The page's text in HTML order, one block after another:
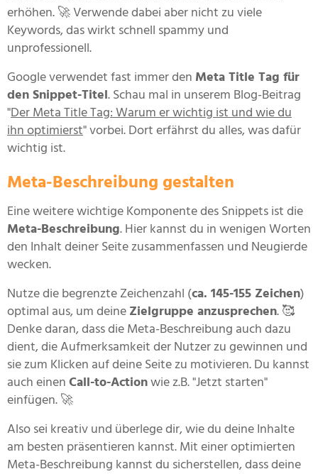
erhöhen. 🚀 Verwende dabei aber nicht zu viele
Keywords, das wirkt schnell spammy und
unprofessionell.
Google verwendet fast immer den Meta Title Tag für
den Snippet-Titel. Schau mal in unserem Blog-Beitrag
"Der Meta Title Tag: Warum er wichtig ist und wie du
ihn optimierst" vorbei. Dort erfährst du alles, was dafür
wichtig ist.
Meta-Beschreibung gestalten
Eine weitere wichtige Komponente des Snippets ist die
Meta-Beschreibung. Hier kannst du in wenigen Worten
den Inhalt deiner Seite zusammenfassen und Neugierde
wecken.
Nutze die begrenzte Zeichenzahl (ca. 145-155 Zeichen)
optimal aus, um deine Zielgruppe anzusprechen. 🥰
Denke daran, dass die Meta-Beschreibung auch dazu
dient, die Aufmerksamkeit der Nutzer zu gewinnen und
sie zum Klicken auf deine Seite zu motivieren. Du kannst
auch einen Call-to-Actionwie z.B. "Jetzt starten"
einfügen. 🚀
Also sei kreativ und überlege dir, wie du deine Inhalte
am besten präsentieren kannst. Mit einer optimierten
Meta-Beschreibung kannst du sicherstellen, dass deine